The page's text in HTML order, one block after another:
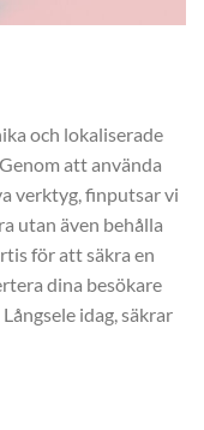
och lokaliserade
att använda
verktyg, finputsar vi
utan även behålla
för att säkra en
dina besökare
idag, säkrar